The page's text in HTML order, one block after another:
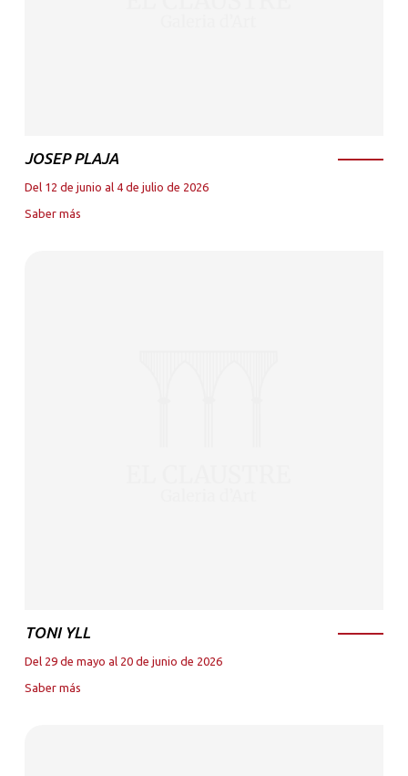
JOSEP PLAJA
Del 12 de junio al 4 de julio de 2026
Saber más
TONI YLL
Del 29 de mayo al 20 de junio de 2026
Saber más